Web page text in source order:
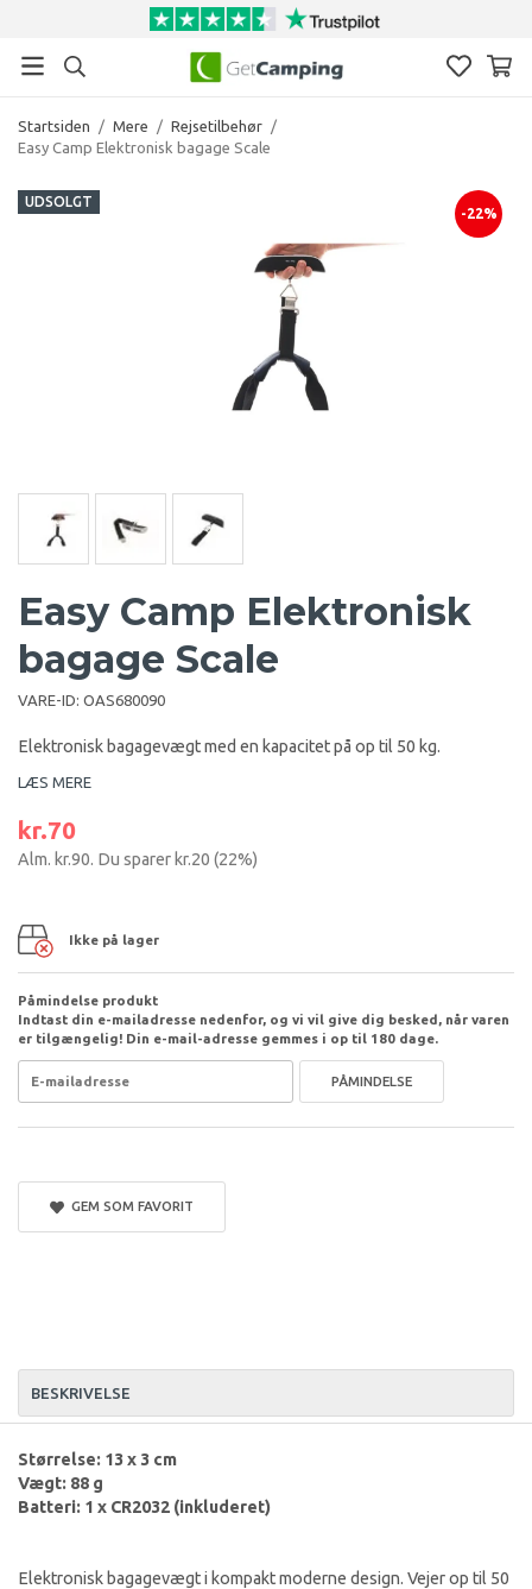
Startsiden / Mere / Rejsetilbehør /
Easy Camp Elektronisk bagage Scale
UDSOLGT
-22%
Easy Camp Elektronisk
bagage Scale
VARE-ID: OAS680090
Elektronisk bagagevægt med en kapacitet på op til 50 kg.
LÆS MERE
kr.70
Alm. kr.90. Du sparer kr.20 (22%)
Ikke på lager
Påmindelse produkt
Indtast din e-mailadresse nedenfor, og vi vil give dig besked, når varen
er tilgængelig! Din e-mail-adresse gemmes i op til 180 dage.
PÅMINDELSE
GEM SOM FAVORIT
BESKRIVELSE
Størrelse: 13 x 3 cm
Vægt: 88 g
Batteri: 1 x CR2032 (inkluderet)
Elektronisk bagagevægt i kompakt moderne design. Vejer op til 50